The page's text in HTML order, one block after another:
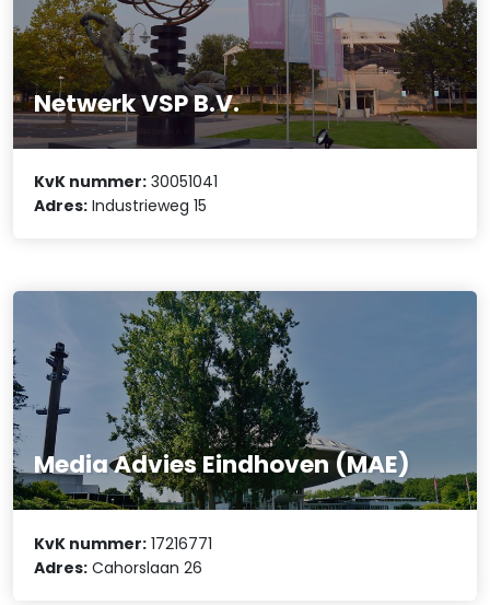
Netwerk VSP B.V.
KvK nummer: 30051041
Adres: Industrieweg 15
Media Advies Eindhoven (MAE)
KvK nummer: 17216771
Adres: Cahorslaan 26